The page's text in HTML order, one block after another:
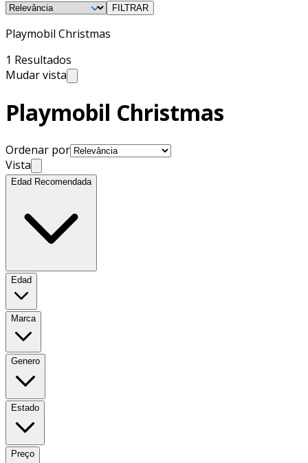
FILTRAR
Playmobil Christmas
1 Resultados
Mudar vista
Playmobil Christmas
Ordenar por
Vista
Edad Recomendada
Edad
Marca
Genero
Estado
Preço